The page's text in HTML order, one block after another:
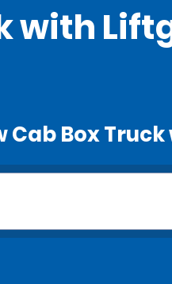
with
Box